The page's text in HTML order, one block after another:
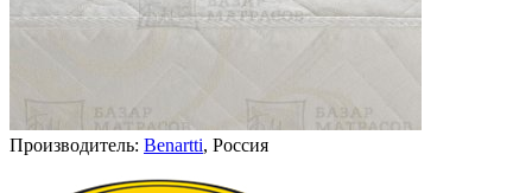
Производитель: Benartti, Россия